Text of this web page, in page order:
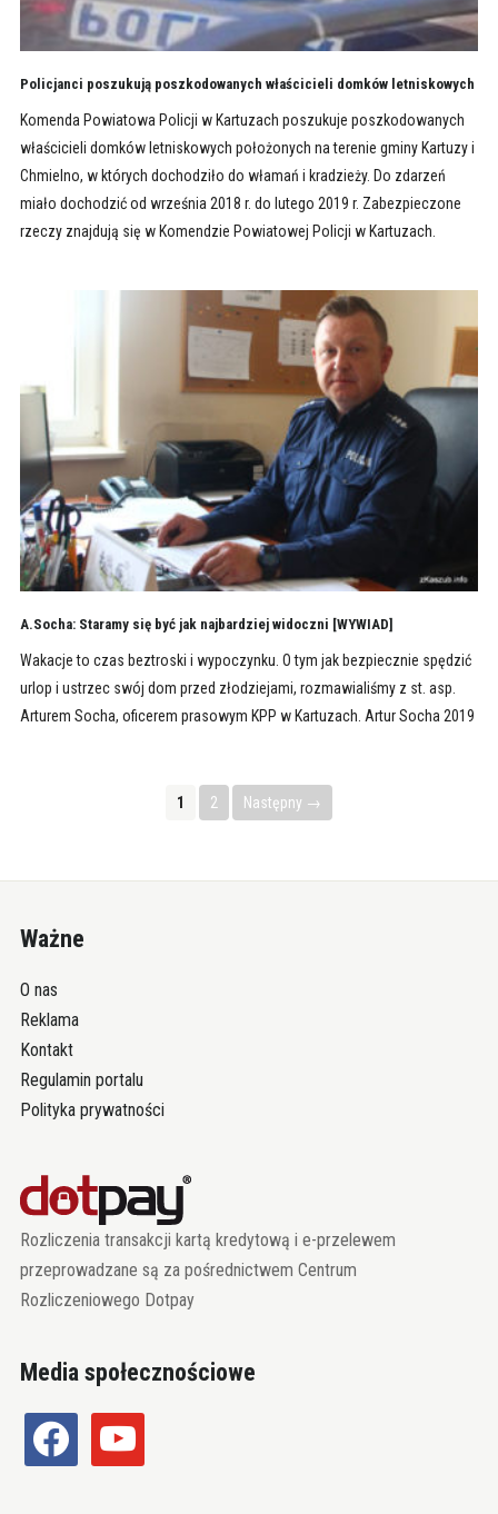
Policjanci poszukują poszkodowanych właścicieli domków letniskowych
Komenda Powiatowa Policji w Kartuzach poszukuje poszkodowanych
właścicieli domków letniskowych położonych na terenie gminy Kartuzy i
Chmielno, w których dochodziło do włamań i kradzieży. Do zdarzeń
miało dochodzić od września 2018 r. do lutego 2019 r. Zabezpieczone
rzeczy znajdują się w Komendzie Powiatowej Policji w Kartuzach.
A.Socha: Staramy się być jak najbardziej widoczni [WYWIAD]
Wakacje to czas beztroski i wypoczynku. O tym jak bezpiecznie spędzić
urlop i ustrzec swój dom przed złodziejami, rozmawialiśmy z st. asp.
Arturem Socha, oficerem prasowym KPP w Kartuzach. Artur Socha 2019
1 2 Następny →
Ważne
O nas
Reklama
Kontakt
Regulamin portalu
Polityka prywatności
Rozliczenia transakcji kartą kredytową i e-przelewem
przeprowadzane są za pośrednictwem Centrum
Rozliczeniowego Dotpay
Media społecznościowe
facebook youtube